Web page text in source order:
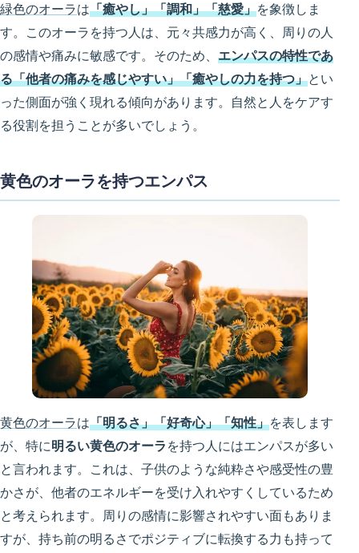
緑色のオーラは「癒やし」「調和」「慈愛」を象徴しま
す。このオーラを持つ人は、元々共感力が高く、周りの人
の感情や痛みに敏感です。そのため、 エンパスの特性であ
る「他者の痛みを感じやすい」「癒やしの力を持つ」とい
った側面が強く現れる傾向があります。自然と人をケアす
る役割を担うことが多いでしょう。
黄色のオーラを持つエンパス
黄色のオーラは「明るさ」「好奇心」「知性」を表します
が、特に明るい黄色のオーラ を持つ人にはエンパスが多い
と言われます。これは、子供のような純粋さや感受性の豊
かさが、他者のエネルギーを受け入れやすくしているため
と考えられます。周りの感情に影響されやすい面もありま
すが、持ち前の明るさでポジティブに転換する力も持って